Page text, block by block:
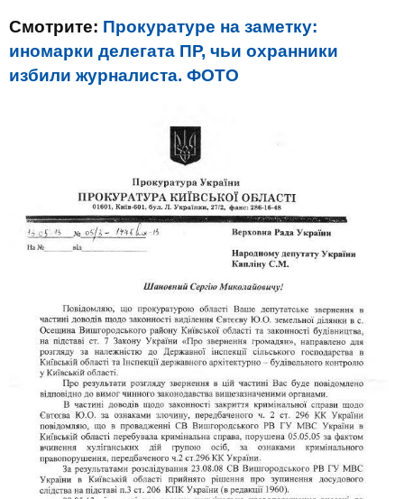
Смотрите: Прокуратуре на заметку:
иномарки делегата ПР, чьи охранники
избили журналиста. ФОТО